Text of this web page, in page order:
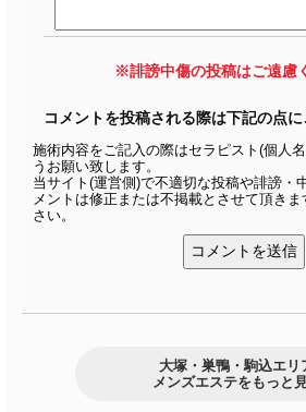
※誹謗中傷の投稿はご遠慮
コメントを投稿される際は下記の点に
施術内容をご記入の際はセラピスト(個人
うお願い致します。
当サイト(運営側)で不適切な投稿や誹謗・
メントは修正または不掲載とさせて頂き
さい。
大塚・巣鴨・駒込エリ
メンズエステをもっと見